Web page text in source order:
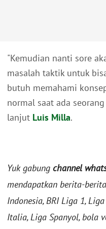
"Kemudian nanti sore
masalah taktik untuk
butuh memahami
normal saat ada
lanjut Luis Milla.
Yuk gabung channel
mendapatkan berita-
Indonesia, BRI Liga 1,
Italia, Liga Spanyol, bola